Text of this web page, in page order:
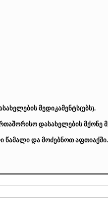
მედიკამენტს(ებს).
დასახელების მქონე
წამალი და მოძებნოთ აფთიაქში.